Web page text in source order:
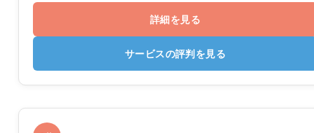
詳細を見る
サービスの評判を見る